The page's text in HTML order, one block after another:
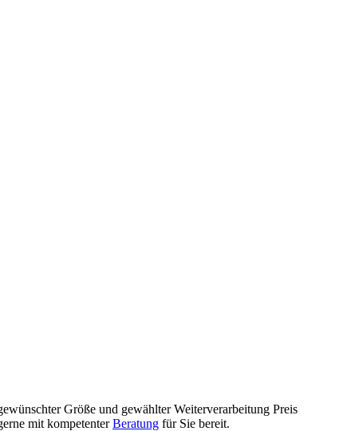
Größe und gewählter Weiterverarbeitung Preis
mit kompetenterBeratung für Sie bereit.